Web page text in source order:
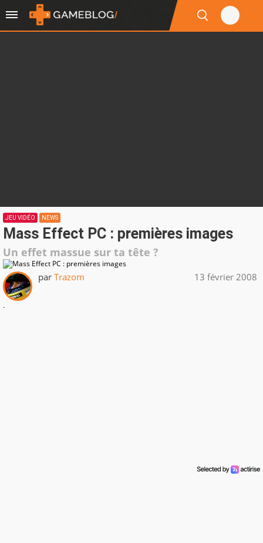
JEU VIDÉO NEWS
Mass Effect PC : premières images
Un effet massue sur ta tête ?
par Trazom 13 février 2008
.